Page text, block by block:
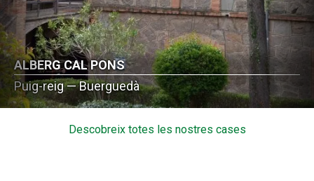
ALBERG CAL PONS
Puig-reig — Buerguedà
Descobreix totes les nostres cases